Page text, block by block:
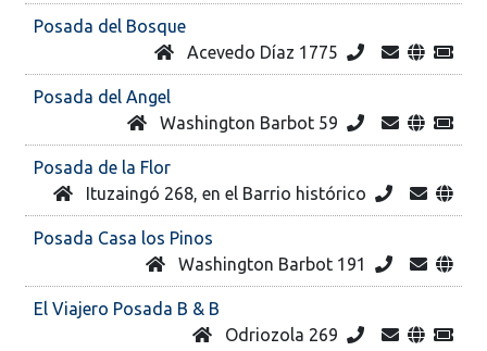
Posada del Bosque
Acevedo Díaz 1775
Posada del Angel
Washington Barbot 59
Posada de la Flor
Ituzaingó 268, en el Barrio histórico
Posada Casa los Pinos
Washington Barbot 191
El Viajero Posada B & B
Odriozola 269